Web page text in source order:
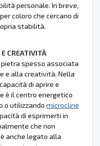
personale. In breve,
coloro che cercano di
stabilità.
CREATIVITÀ
pietra spesso associata
e alla creatività. Nella
di aprire e
è il centro energetico
o utilizzando microcline
di esprimerti in
che non
è anche legato alla